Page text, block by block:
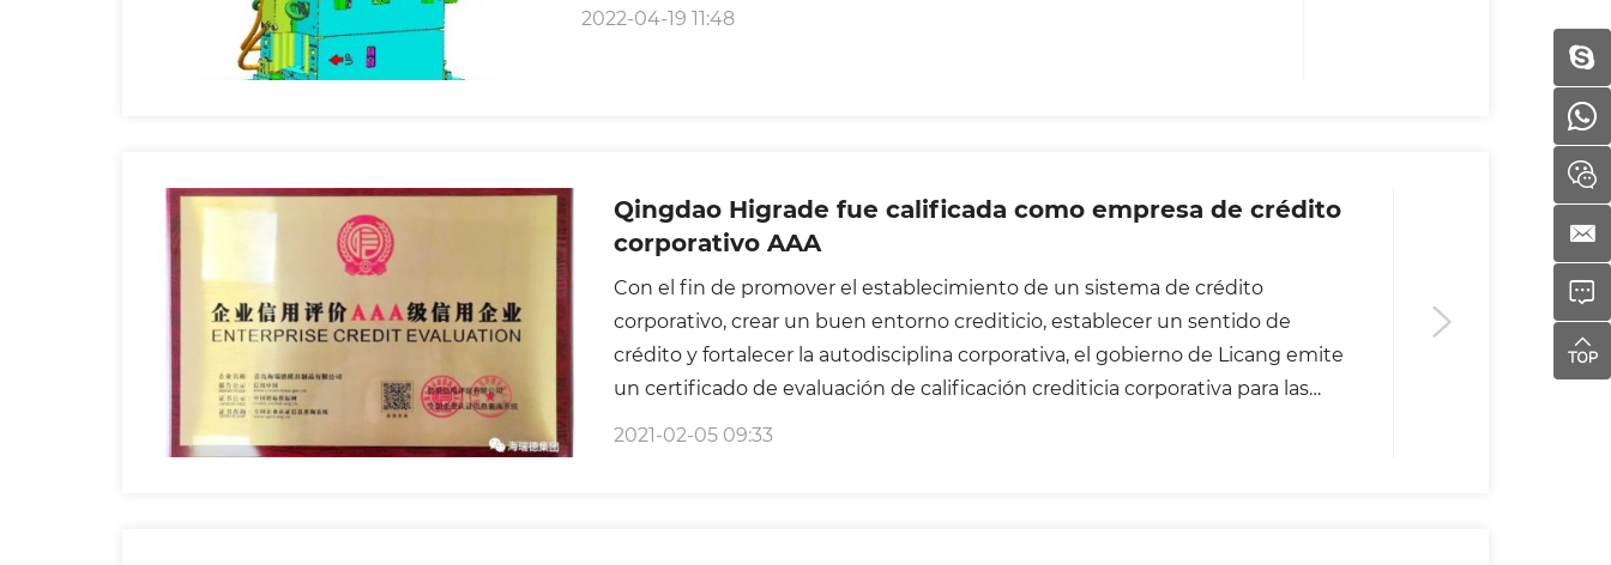
2022-04-19 11:48
Qingdao Higrade fue calificada como empresa de crédito
corporativo AAA
Con el fin de promover el establecimiento de un sistema de crédito
corporativo, crear un buen entorno crediticio, establecer un sentido de
crédito y fortalecer la autodisciplina corporativa, el gobierno de Licang emite
un certificado de evaluación de calificación crediticia corporativa para las
empresas. La evaluación de la calificación crediticia de las empresas chinas se
2021-02-05 09:33